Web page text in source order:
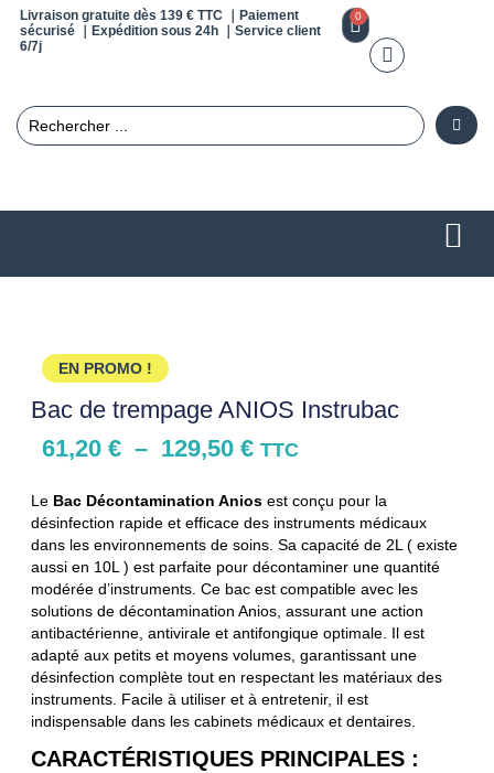
Livraison gratuite dès 139 € TTC ｜Paiement
sécurisé ｜Expédition sous 24h ｜Service client
6/7j
0
EN PROMO !
Bac de trempage ANIOS Instrubac
61,20 € – 129,50 € TTC
Le Bac Décontamination Aniosest conçu pour la
désinfection rapide et efficace des instruments médicaux
dans les environnements de soins. Sa capacité de 2L ( existe
aussi en 10L ) est parfaite pour décontaminer une quantité
modérée d’instruments. Ce bac est compatible avec les
solutions de décontamination Anios, assurant une action
antibactérienne, antivirale et antifongique optimale. Il est
adapté aux petits et moyens volumes, garantissant une
désinfection complète tout en respectant les matériaux des
instruments. Facile à utiliser et à entretenir, il est
indispensable dans les cabinets médicaux et dentaires.
CARACTÉRISTIQUES PRINCIPALES :